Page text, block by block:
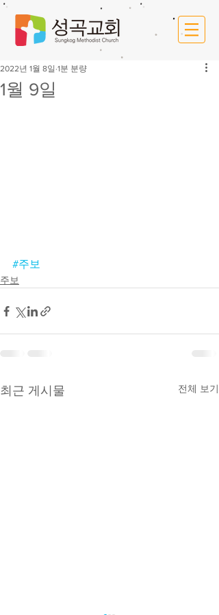
1월 9일
2022년 1월 8일 1분 분량
#주보
주보
최근 게시물 전체 보기